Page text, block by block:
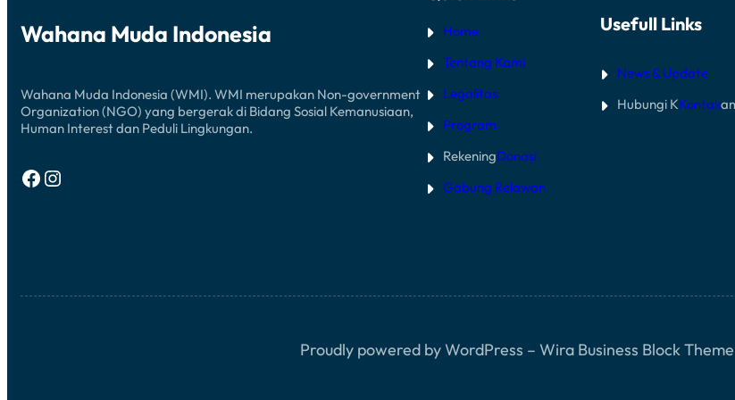
Wahana Muda Indonesia
Wahana Muda Indonesia (WMI). WMI merupakan Non-government
Organization (NGO) yang bergerak di Bidang Sosial Kemanusiaan,
Human Interest dan Peduli Lingkungan.
Facebook Instagram
Home
Tentang Kami
Legalitas
Program
RekeningDonasi
Gabung Relawan
Usefull Links
News & Update
Hubungi KKontak
Proudly powered by WordPress – Wira Business Block